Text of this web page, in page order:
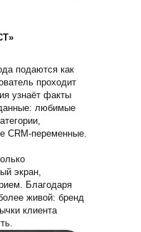
подаются как
проходит
узнаёт факты
любимые
CRM-переменные.
экран,
Благодаря
живой: бренд
клиента